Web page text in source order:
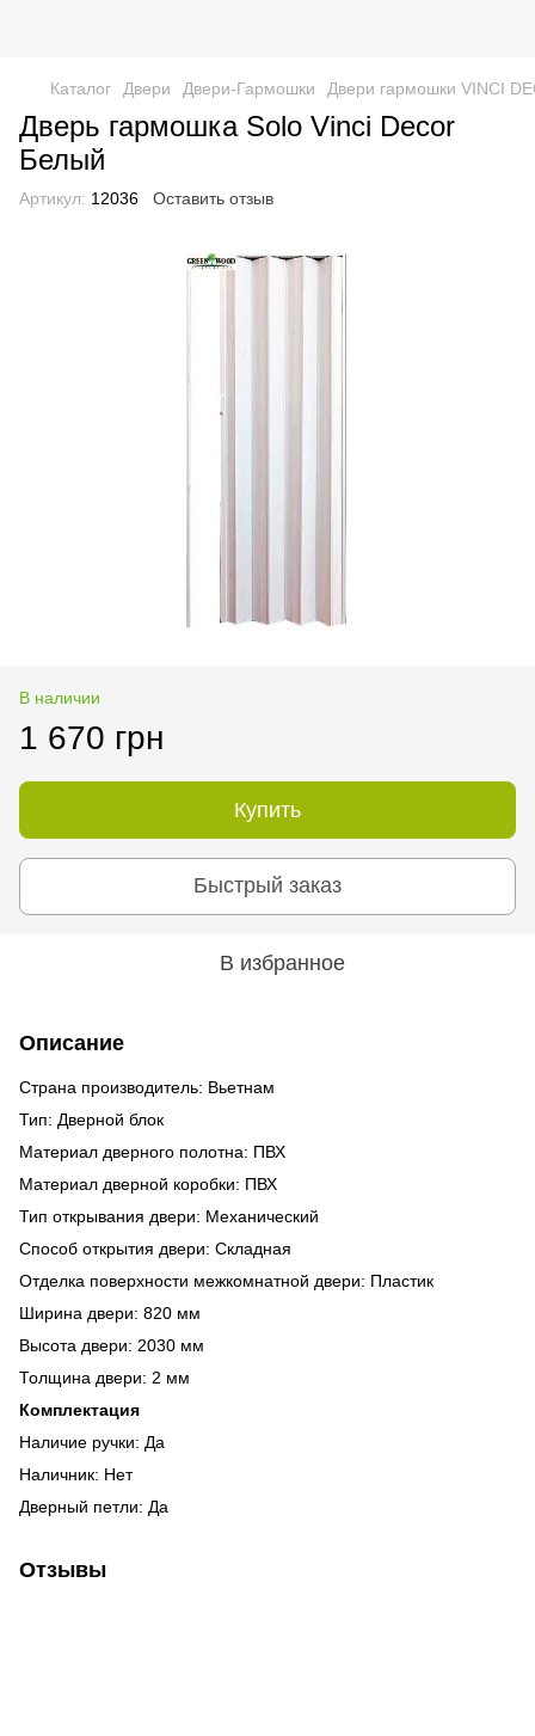
Каталог Двери Двери-Гармошки Двери гармошки VINCI
Дверь гармошка Solo Vinci Decor
Белый
Артикул: 12036 Оставить отзыв
В наличии
1 670 грн
Купить
Быстрый заказ
В избранное
Описание
Страна производитель: Вьетнам
Тип: Дверной блок
Материал дверного полотна: ПВХ
Материал дверной коробки: ПВХ
Тип открывания двери: Механический
Способ открытия двери: Складная
Отделка поверхности межкомнатной двери: Пластик
Ширина двери: 820 мм
Высота двери: 2030 мм
Толщина двери: 2 мм
Комплектация
Наличие ручки: Да
Наличник: Нет
Дверный петли: Да
Отзывы